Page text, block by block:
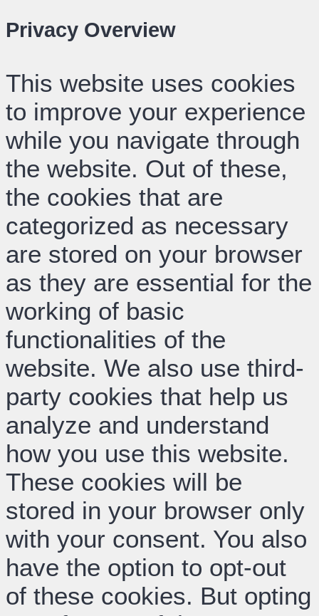
Privacy Overview
This website uses cookies
to improve your experience
while you navigate through
the website. Out of these,
the cookies that are
categorized as necessary
are stored on your browser
as they are essential for the
working of basic
functionalities of the
website. We also use third-
party cookies that help us
analyze and understand
how you use this website.
These cookies will be
stored in your browser only
with your consent. You also
have the option to opt-out
of these cookies. But opting